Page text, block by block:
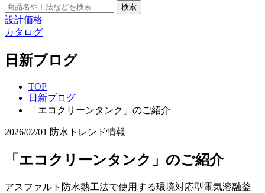
設計価格
カタログ
日新ブログ
TOP
日新ブログ
「エコクリーンタンク」のご紹介
2026/02/01 防水トレンド情報
「エコクリーンタンク」のご紹介
アスファルト防水熱工法で使用する環境対応型電気溶融釜